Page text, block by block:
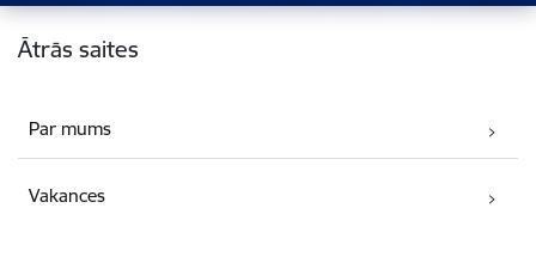
Kājene
Ātrās saites
Par mums
Vakances